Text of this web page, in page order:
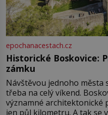
epochanacestach.cz
Historické Boskovice:
zámku
Návštěvou jednoho města
třeba na celý víkend.
významné architektonické
jen půl kilometru. A tak se